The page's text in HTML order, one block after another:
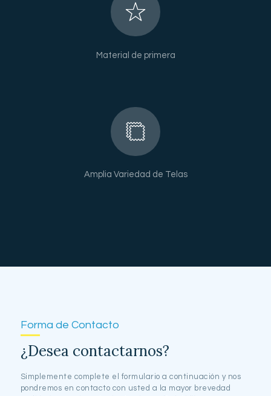
Material de primera
Amplia Variedad de Telas
Forma de Contacto
¿Desea contactarnos?
Simplemente complete el formulario a continuación y nos
pondremos en contacto con usted a la mayor brevedad